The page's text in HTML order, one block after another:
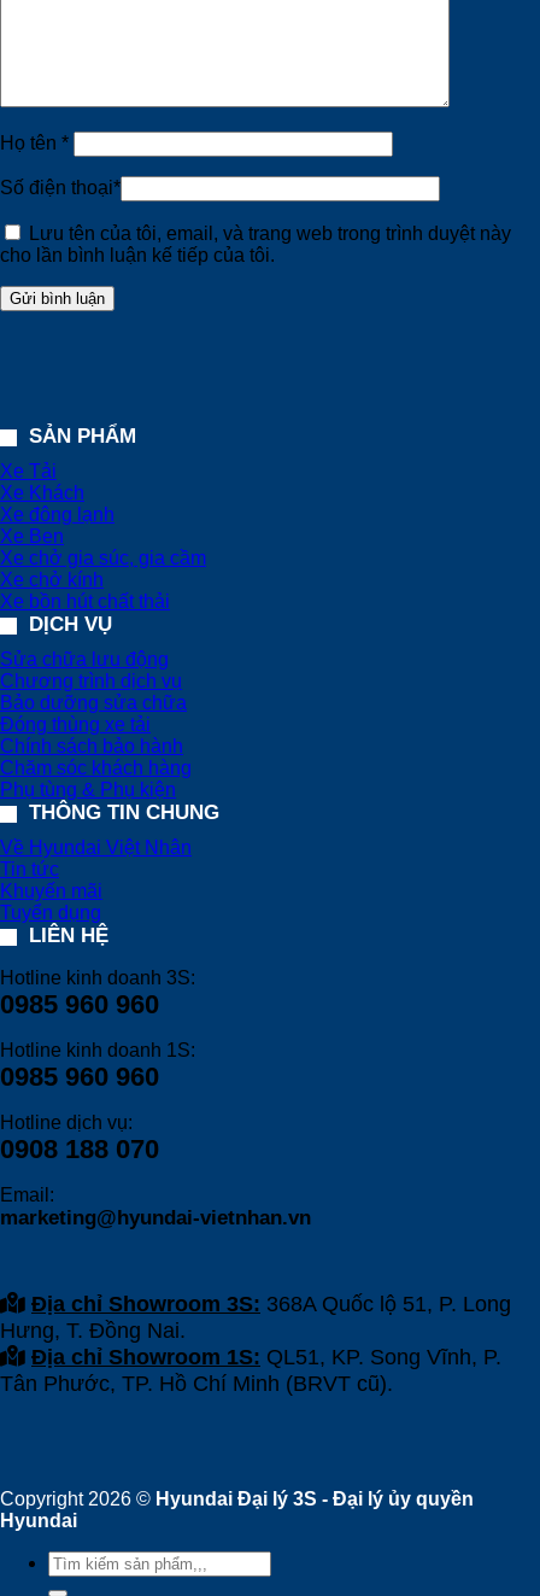
Họ tên *
Số điện thoại*
Lưu tên của tôi, email, và trang web trong trình duyệt này
cho lần bình luận kế tiếp của tôi.
SẢN PHẨM
Xe Tải
Xe Khách
Xe đông lạnh
Xe Ben
Xe chở gia súc, gia cầm
Xe chở kính
Xe bồn hút chất thải
DỊCH VỤ
Sửa chữa lưu động
Chương trình dịch vụ
Bảo dưỡng sửa chữa
Đóng thùng xe tải
Chính sách bảo hành
Chăm sóc khách hàng
Phụ tùng & Phụ kiện
THÔNG TIN CHUNG
Về Hyundai Việt Nhân
Tin tức
Khuyến mãi
Tuyển dụng
LIÊN HỆ
Hotline kinh doanh 3S:
0985 960 960
Hotline kinh doanh 1S:
0985 960 960
Hotline dịch vụ:
0908 188 070
Email:
marketing@hyundai-vietnhan.vn
Địa chỉ Showroom 3S: 368A Quốc lộ 51, P. Long
Hưng, T. Đồng Nai.
Địa chỉ Showroom 1S: QL51, KP. Song Vĩnh, P.
Tân Phước, TP. Hồ Chí Minh (BRVT cũ).
Copyright 2026 © Hyundai Đại lý 3S - Đại lý ủy quyền
Hyundai
Tìm
kiếm: